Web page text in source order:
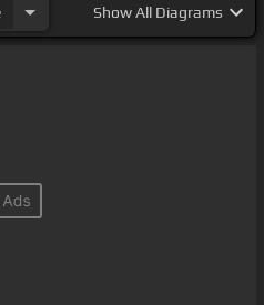
ShowAll Diagrams